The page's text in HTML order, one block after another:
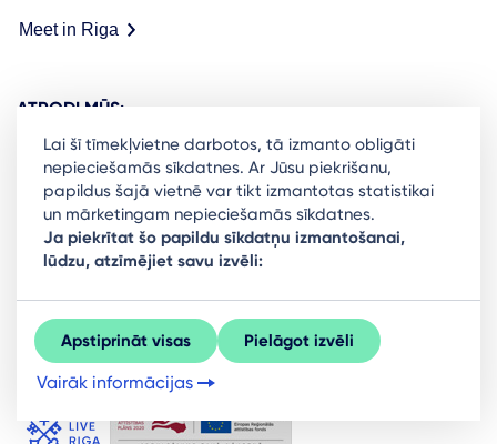
Meet in Riga
ATRODI MŪS:
Ready to stay in the loop on Rigas business
community? Subscribe to our newsletter.
Sign Up
Lai šī tīmekļvietne darbotos, tā izmanto obligāti
nepieciešamās sīkdatnes. Ar Jūsu piekrišanu,
papildus šajā vietnē var tikt izmantotas statistikai
un mārketingam nepieciešamās sīkdatnes.
Ja piekrītat šo papildu sīkdatņu izmantošanai,
lūdzu, atzīmējiet savu izvēli:
Apstiprināt visas Pielāgot izvēli
Vairāk informācijas